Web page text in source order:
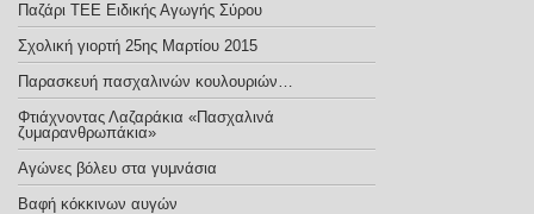
Παζάρι ΤΕΕ Ειδικής Αγωγής Σύρου
Σχολική γιορτή 25ης Μαρτίου 2015
Παρασκευή πασχαλινών κουλουριών…
Φτιάχνοντας Λαζαράκια «Πασχαλινά
ζυμαρανθρωπάκια»
Αγώνες βόλευ στα γυμνάσια
Βαφή κόκκινων αυγών